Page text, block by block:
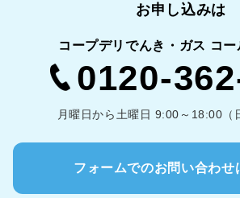
お申し込みは
コープデリでんき・ガス コ
0120-
月曜日から土曜日 9:00～18:00（
フォームでのお問い合わせ